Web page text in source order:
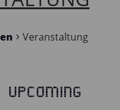
Veranstaltung
Upcoming